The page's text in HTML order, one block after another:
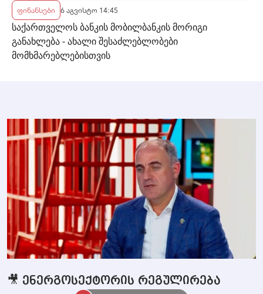
ფინანსები 6 აგვისტო 14:45
საქართველოს ბანკის მობილბანკის მორიგი
განახლება - ახალი შესაძლებლობები
მომხმარებლებისთვის
🎥 ენერგოსექტორის რეგულირება